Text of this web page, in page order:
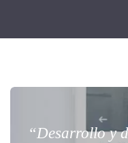
“Desarrollo y